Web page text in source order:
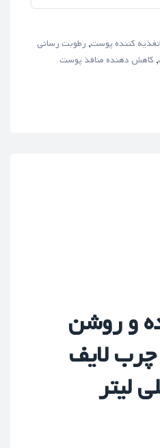
تغذیه کننده پوست, رطوبت رسانی
, کاهش دهنده منافذ پوست
و روشن
لایف